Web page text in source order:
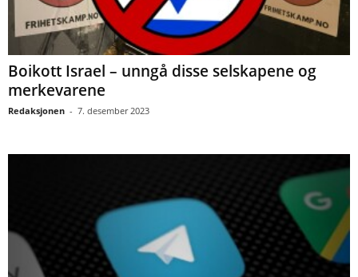
Boikott Israel – unngå disse selskapene og
merkevarene
Redaksjonen - 7. desember 2023